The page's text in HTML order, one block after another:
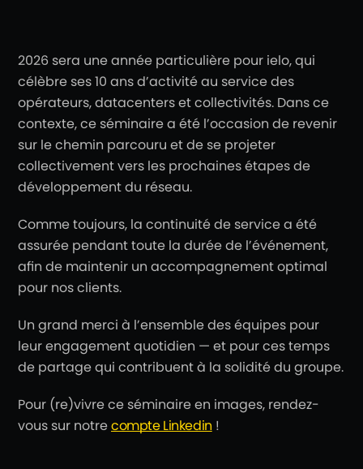
2026 sera une année particulière pour ielo, qui
célèbre ses 10 ans d’activité au service des
opérateurs, datacenters et collectivités. Dans ce
contexte, ce séminaire a été l’occasion de revenir
sur le chemin parcouru et de se projeter
collectivement vers les prochaines étapes de
développement du réseau.
Comme toujours, la continuité de service a été
assurée pendant toute la durée de l’événement,
afin de maintenir un accompagnement optimal
pour nos clients.
Un grand merci à l’ensemble des équipes pour
leur engagement quotidien — et pour ces temps
de partage qui contribuent à la solidité du groupe.
Pour (re)vivre ce séminaire en images, rendez-
vous sur notrecompte Linkedin !